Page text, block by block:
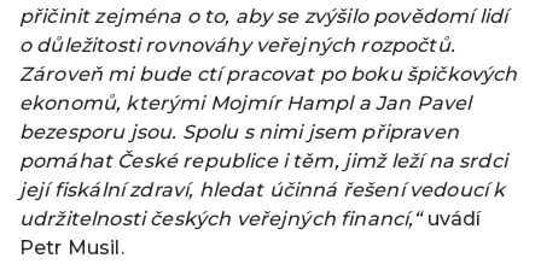
přičinit zejména o to, aby se zvýšilo povědomí lidí
o důležitosti rovnováhy veřejných rozpočtů.
Zároveň mi bude ctí pracovat po boku špičkových
ekonomů, kterými Mojmír Hampl a Jan Pavel
bezesporu jsou. Spolu s nimi jsem připraven
pomáhat České republice i těm, jimž leží na srdci
její fiskální zdraví, hledat účinná řešení vedoucí k
udržitelnosti českých veřejných financí,“ uvádí
Petr Musil.